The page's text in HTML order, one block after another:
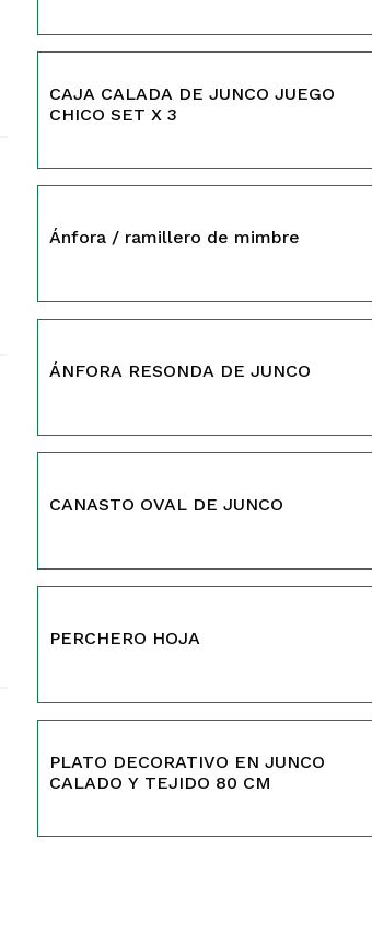
CAJA CALADA DE JUNCO JUEGO
CHICO SET X 3
Ánfora / ramillero de mimbre
ÁNFORA RESONDA DE JUNCO
CANASTO OVAL DE JUNCO
PERCHERO HOJA
PLATO DECORATIVO EN JUNCO
CALADO Y TEJIDO 80 CM